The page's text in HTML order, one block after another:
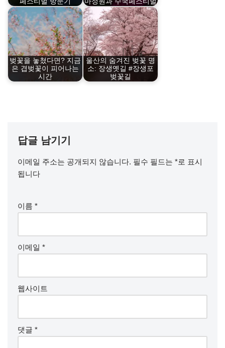
벚꽃을 놓쳤다면? 지금
은 겹벚꽃이 피어나는
시간
울산의 숨겨진 벚꽃 명
소: 장생옛길 #장생포
벚꽃길
답글 남기기
이메일 주소는 공개되지 않습니다. 필수 필드는 *로 표시
됩니다
이름 *
이메일 *
웹사이트
댓글 *